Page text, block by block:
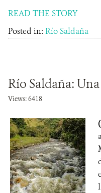
READ THE STORY
Posted in: Río Saldaña
Río Saldaña:
Views: 6418